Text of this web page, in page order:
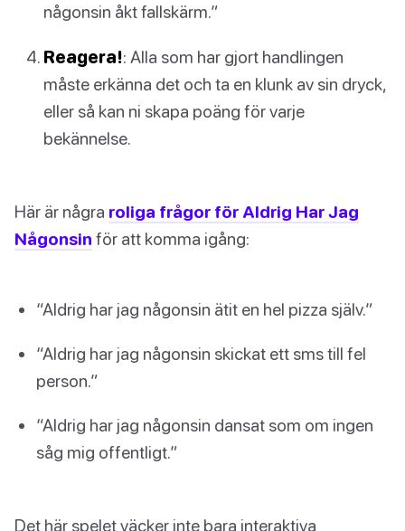
någonsin åkt fallskärm.”
Reagera!: Alla som har gjort handlingen
måste erkänna det och ta en klunk av sin dryck,
eller så kan ni skapa poäng för varje
bekännelse.
Här är några roliga frågor för Aldrig Har Jag
Någonsin för att komma igång:
“Aldrig har jag någonsin ätit en hel pizza själv.”
“Aldrig har jag någonsin skickat ett sms till fel
person.”
“Aldrig har jag någonsin dansat som om ingen
såg mig offentligt.”
Det här spelet väcker inte bara interaktiva